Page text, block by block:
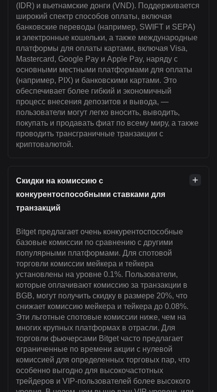
(IDR) и вьетнамские донги (VND). Поддерживается
широкий спектр способов оплаты, включая
банковские переводы (например, SWIFT и SEPA)
и электронные кошельки, а также международные
платформы для оплаты картами, включая Visa,
Mastercard, Google Pay и Apple Pay, наряду с
основными местными платформами для оплаты
(например, PIX) и банковскими картами. Это
обеспечивает более гибкий и экономичный
процесс внесения депозитов и вывода, —
пользователи могут легко вносить, выводить,
покупать и продавать фиат по всему миру, а также
проводить трансграничные транзакции с
криптовалютой.
Скидки на комиссию с
конкурентоспособными ставками для
транзакций
Bitget предлагает очень конкурентоспособные
базовые комиссии по сравнению с другими
популярными платформами. Для спотовой
торговли комиссии мейкера и тейкера
установлены на уровне 0.1%. Пользователи,
которые оплачивают комиссию за транзакции в
BGB, могут получить скидку в размере 20%, что
снижает комиссию мейкера и тейкера до 0.08%.
Эти льготные спотовые комиссии ниже, чем на
многих крупных платформах в отрасли. Для
торговли фьючерсами Bitget часто предлагает
ограниченные по времени акции с нулевой
комиссией для определенных торговых пар, что
особенно выгодно для высокочастотных
трейдеров и VIP-пользователей более высокого